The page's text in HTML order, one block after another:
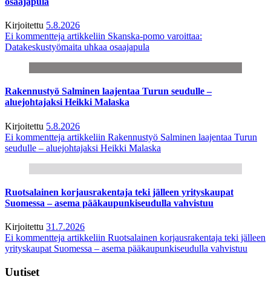
Kirjoitettu 5.8.2026
Ei kommentteja artikkeliin Skanska-pomo varoittaa:
Datakeskustyömaita uhkaa osaajapula
Rakennustyö Salminen laajentaa Turun seudulle –
aluejohtajaksi Heikki Malaska
Kirjoitettu 5.8.2026
Ei kommentteja artikkeliin Rakennustyö Salminen laajentaa Turun
seudulle – aluejohtajaksi Heikki Malaska
Ruotsalainen korjausrakentaja teki jälleen yrityskaupat
Suomessa – asema pääkaupunkiseudulla vahvistuu
Kirjoitettu 31.7.2026
Ei kommentteja artikkeliin Ruotsalainen korjausrakentaja teki jälleen
yrityskaupat Suomessa – asema pääkaupunkiseudulla vahvistuu
Uutiset